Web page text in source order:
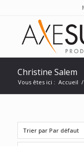
Christine Salem
Vous êtes ici : Accueil /
Trier par Par défaut